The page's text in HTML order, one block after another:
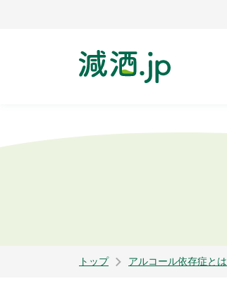
トップ アルコール依存症とは